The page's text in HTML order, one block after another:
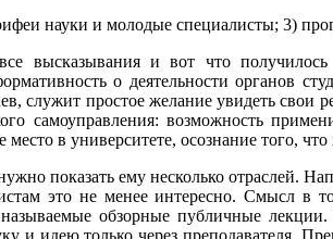
науки и молодые специалисты; 3)
высказывания и вот что
о деятельности органов
служит простое желание увидеть
самоуправления: возможность
в университете, осознание того, что
показать ему несколько отраслей.
это не менее интересно. Смысл
обзорные публичные